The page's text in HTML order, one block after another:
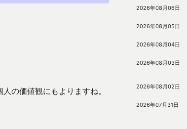
の価値観にもよりますね。
2026年08月06日
2026年08月05日
2026年08月04日
2026年08月03日
2026年08月02日
2026年07月31日